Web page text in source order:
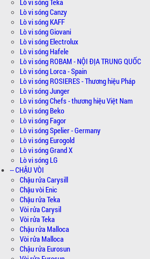
Lò vi sóng Canzy
Lò vi sóng KAFF
Lò vi sóng Giovani
Lò vi sóng Electrolux
Lò vi sóng Hafele
Lò vi sóng ROBAM - NỘI ĐỊA TRUNG QUỐC
Lò vi sóng Lorca - Spain
Lò vi sóng ROSIERES - Thương hiệu Pháp
Lò vi sóng Junger
Lò vi sóng Chefs - thương hiệu Việt Nam
Lò vi sóng Beko
Lò vi sóng Fagor
Lò vi sóng Spelier - Germany
Lò vi sóng Eurogold
Lò vi sóng Grand X
Lò vi sóng LG
-- CHẬU VÒI
Chậu rửa Carysill
Chậu vòi Enic
Chậu rửa Teka
Vòi rửa Carysil
Vòi rửa Teka
Chậu rửa Malloca
Vòi rửa Malloca
Chậu rửa Eurosun